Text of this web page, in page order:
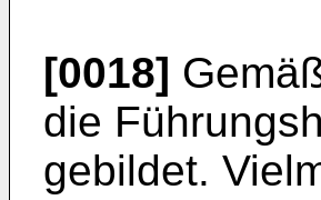
[0018]
die
gebildet.